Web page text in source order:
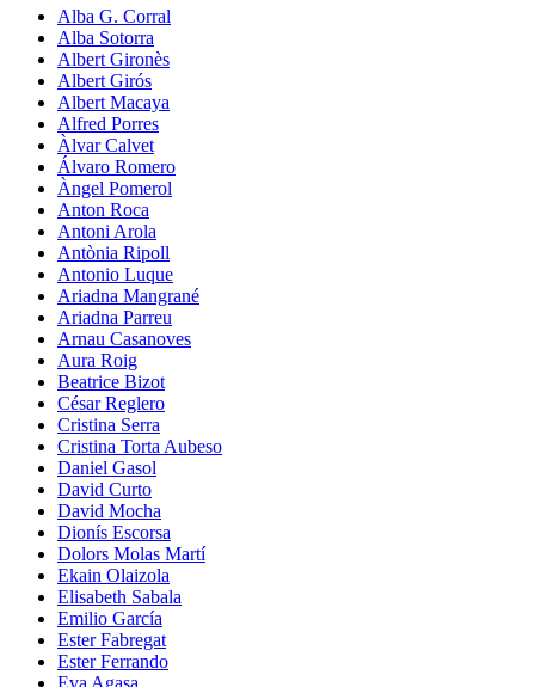
Alba G. Corral
Alba Sotorra
Albert Gironès
Albert Girós
Albert Macaya
Alfred Porres
Àlvar Calvet
Álvaro Romero
Àngel Pomerol
Anton Roca
Antoni Arola
Antònia Ripoll
Antonio Luque
Ariadna Mangrané
Ariadna Parreu
Arnau Casanoves
Aura Roig
Beatrice Bizot
César Reglero
Cristina Serra
Cristina Torta Aubeso
Daniel Gasol
David Curto
David Mocha
Dionís Escorsa
Dolors Molas Martí
Ekain Olaizola
Elisabeth Sabala
Emilio García
Ester Fabregat
Ester Ferrando